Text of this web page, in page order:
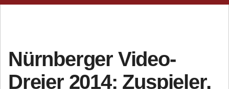
Nürnberger Video-
Dreier 2014: Zuspieler,